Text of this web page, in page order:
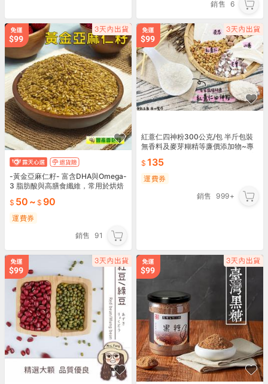
銷售 6
-黃金亞麻仁籽- 富含DHA與Omega-
3 脂肪酸與高膳食纖維，常用於烘焙
口感。
50 ~ 90
運費券
銷售
91
紅薏仁四神粉300公克/包 半斤包裝
無香料及麥芽糊精等廉價添加物~專
味工坊】
135
運費券
銷售
999+